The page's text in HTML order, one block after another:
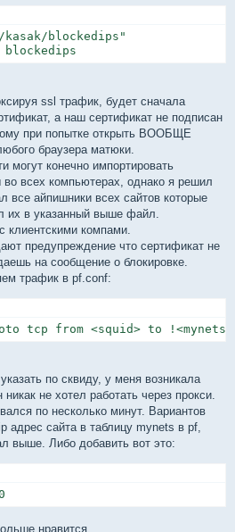
blockedips"
ssl трафик, будет сначала
а наш сертификат не подписан
при попытке открыть ВООБЩЕ
браузера матюки.
могут конечно импортировать
во всех компьютерах, однако я решил
все айпишники всех сайтов которые
их в указанный выше файл.
клиентскими компами.
предупреждение что сертификат не
на сообщение о блокировке.
трафик в pf.conf:
tcp from <squid> to
по сквиду, у меня возникала
не хотел работать через прокси.
по несколько минут. Вариантов
адрес сайта в таблицу mynets в pf,
выше. Либо добавить вот это:
нравится.